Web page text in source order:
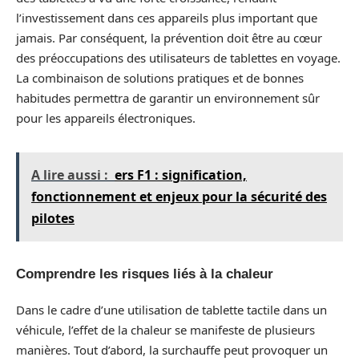
l’investissement dans ces appareils plus important que
jamais. Par conséquent, la prévention doit être au cœur
des préoccupations des utilisateurs de tablettes en voyage.
La combinaison de solutions pratiques et de bonnes
habitudes permettra de garantir un environnement sûr
pour les appareils électroniques.
A lire aussi : ers F1 : signification,
fonctionnement et enjeux pour la sécurité des
pilotes
Comprendre les risques liés à la chaleur
Dans le cadre d’une utilisation de tablette tactile dans un
véhicule, l’effet de la chaleur se manifeste de plusieurs
manières. Tout d’abord, la surchauffe peut provoquer un